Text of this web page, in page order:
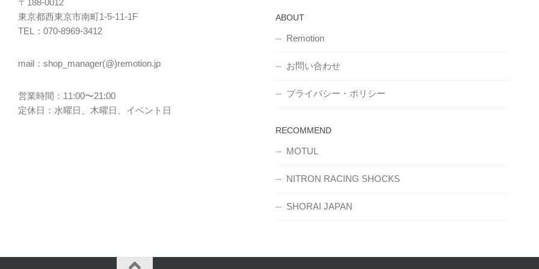
〒188-0012
東京都西東京市南町1-5-11-1F
TEL：070-8969-3412
mail：shop_manager(@)remotion.jp
営業時間：11:00〜21:00
定休日：水曜日、木曜日、イベント日
ABOUT
Remotion
お問い合わせ
プライバシー・ポリシー
RECOMMEND
MOTUL
NITRON RACING SHOCKS
SHORAI JAPAN